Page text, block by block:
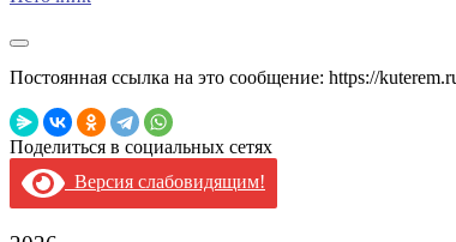
Постоянная ссылка на это сообщение: https://
Поделиться в социальных сетях
Версия слабовидящим!